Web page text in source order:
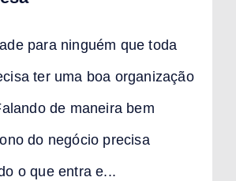
para ninguém que toda
ter uma boa organização
de maneira bem
do negócio precisa
o que entra e...